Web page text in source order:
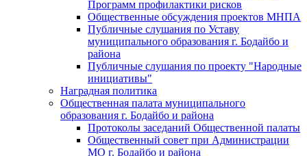
Программ профилактики рисков
Общественные обсуждения проектов МНПА
Публичные слушания по Уставу
муниципального образования г. Бодайбо и
района
Публичные слушания по проекту "Народные
инициативы"
Наградная политика
Общественная палата муниципального
образования г. Бодайбо и района
Протоколы заседаний Общественной палаты
Общественный совет при Администрации
МО г. Бодайбо и района